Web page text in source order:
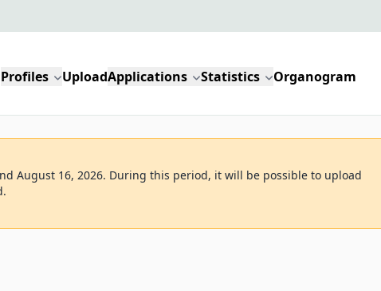
Profiles UploadApplications Statistics Organogram
August 16, 2026. During this period, it will be possible to upload